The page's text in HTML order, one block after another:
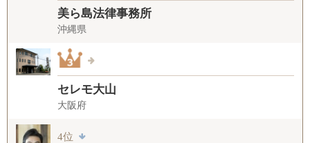
美ら島法律事務所
沖縄県
セレモ大山
大阪府
4位